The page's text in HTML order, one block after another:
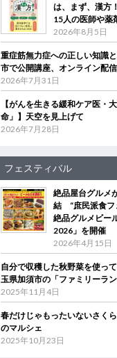
は、まず、漢
15人の医師や薬
2026年8月5日
重症筋無力症への正しい知識
市で公開講座、オンライン配
2026年7月31日
【がんを生きる緩和ケア医・
命」】天空を見上げて
2026年7月28日
フェスティバル
絶品屋台グルメ
結 “庶民派食フ
絶品グルメビー
2026」を開催
2026年4月15日
自分で収穫した秋野菜を使っ
玉県加須市の「ファミリーラ
2025年11月4日
春だけじゃもったいないさく
のマルシェ
2025年10月23日